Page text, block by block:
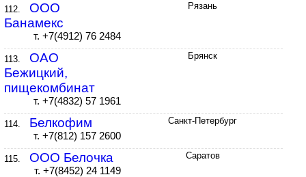
112.
ООО
Банамекс
т. +7(4912) 76 2484
Рязань
113.
ОАО
Бежицкий,
пищекомбинат
т. +7(4832) 57 1961
Брянск
114. Белкофим
т. +7(812) 157 2600
Санкт-Петербург
115. ООО Белочка
т. +7(8452) 24 1149
Саратов